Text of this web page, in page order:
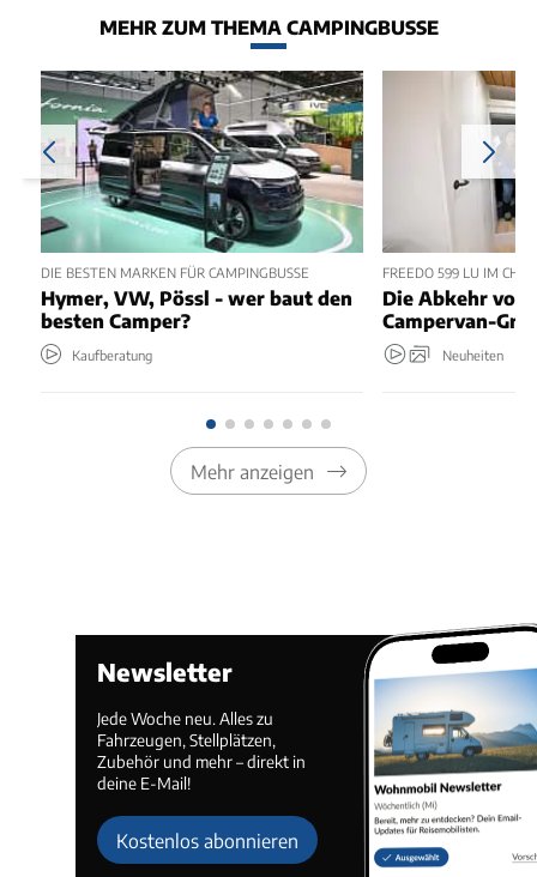
MEHR ZUM THEMA CAMPINGBUSSE
DIE BESTEN MARKEN FÜR CAMPINGBUSSE
Hymer, VW, Pössl - wer baut den
besten Camper?
Kaufberatung
FREEDO 599 LU IM
Die Abkehr
Campervan-
Neuheiten
Mehr anzeigen
Newsletter
Jede Woche neu. Alles zu
Fahrzeugen, Stellplätzen,
Zubehör und mehr – direkt in
deine E-Mail!
Kostenlos abonnieren